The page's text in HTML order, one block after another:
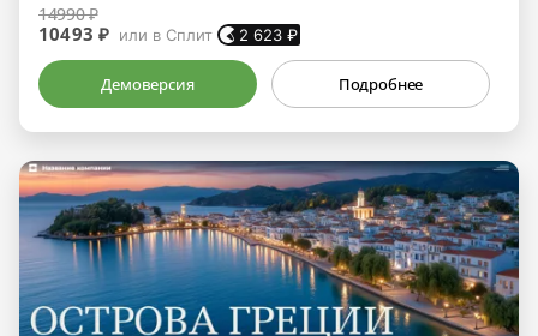
14990 ₽
10493 ₽ или в Сплит 2 623 ₽
Демоверсия Подробнее